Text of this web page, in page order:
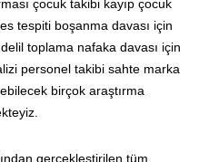
çocuk takibi kayıp çocuk
tespiti boşanma davası için
toplama nafaka davası için
personel takibi sahte marka
birçok araştırma
gerçekleştirilen tüm